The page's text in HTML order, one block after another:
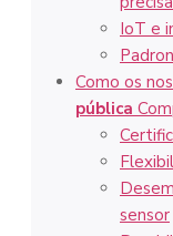
IoT e
Como os
pública
sensor